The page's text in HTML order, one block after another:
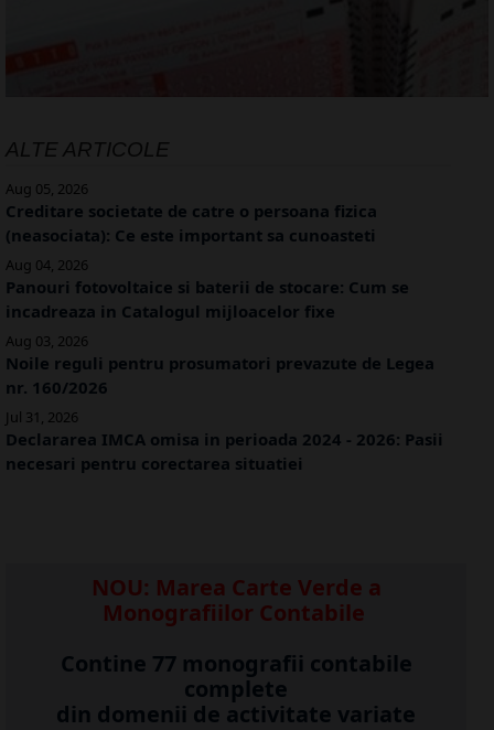
ALTE ARTICOLE
Aug 05, 2026
Creditare societate de catre o persoana fizica
(neasociata): Ce este important sa cunoasteti
Aug 04, 2026
Panouri fotovoltaice si baterii de stocare: Cum se
incadreaza in Catalogul mijloacelor fixe
Aug 03, 2026
Noile reguli pentru prosumatori prevazute de Legea
nr. 160/2026
Jul 31, 2026
Declararea IMCA omisa in perioada 2024 - 2026: Pasii
necesari pentru corectarea situatiei
NOU: Marea Carte Verde a
Monografiilor Contabile
Contine 77 monografii contabile
complete
din domenii de activitate variate